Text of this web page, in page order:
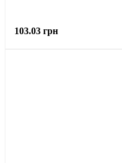
103.03 грн